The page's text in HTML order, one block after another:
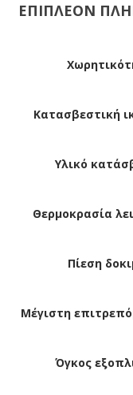
ΕΠΙΠΛΕΟΝ
Κατασβεστική
Υλικό
Θερμοκρασία
Πίεση
Μέγιστη
Όγκος